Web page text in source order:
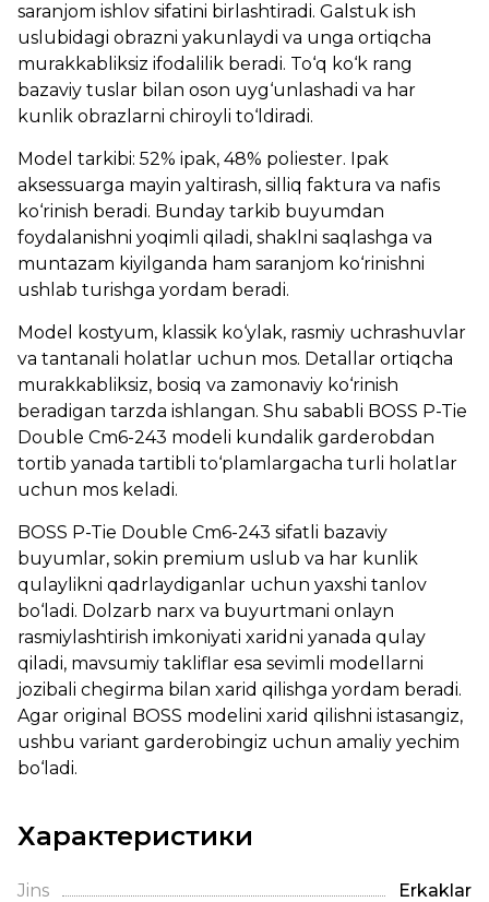
saranjom ishlov sifatini birlashtiradi. Galstuk ish
uslubidagi obrazni yakunlaydi va unga ortiqcha
murakkabliksiz ifodalilik beradi. To‘q ko‘k rang
bazaviy tuslar bilan oson uyg‘unlashadi va har
kunlik obrazlarni chiroyli to‘ldiradi.
Model tarkibi: 52% ipak, 48% poliester. Ipak
aksessuarga mayin yaltirash, silliq faktura va nafis
ko‘rinish beradi. Bunday tarkib buyumdan
foydalanishni yoqimli qiladi, shaklni saqlashga va
muntazam kiyilganda ham saranjom ko‘rinishni
ushlab turishga yordam beradi.
Model kostyum, klassik ko‘ylak, rasmiy uchrashuvlar
va tantanali holatlar uchun mos. Detallar ortiqcha
murakkabliksiz, bosiq va zamonaviy ko‘rinish
beradigan tarzda ishlangan. Shu sababli BOSS P-Tie
Double Cm6-243 modeli kundalik garderobdan
tortib yanada tartibli to‘plamlargacha turli holatlar
uchun mos keladi.
BOSS P-Tie Double Cm6-243 sifatli bazaviy
buyumlar, sokin premium uslub va har kunlik
qulaylikni qadrlaydiganlar uchun yaxshi tanlov
bo‘ladi. Dolzarb narx va buyurtmani onlayn
rasmiylashtirish imkoniyati xaridni yanada qulay
qiladi, mavsumiy takliflar esa sevimli modellarni
jozibali chegirma bilan xarid qilishga yordam beradi.
Agar original BOSS modelini xarid qilishni istasangiz,
ushbu variant garderobingiz uchun amaliy yechim
bo‘ladi.
Характеристики
Jins Erkaklar